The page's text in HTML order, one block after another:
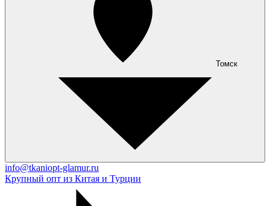
Томск
info@tkaniopt-glamur.ru
Крупный опт из Китая и Турции